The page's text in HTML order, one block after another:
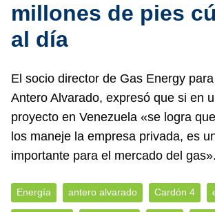
millones de pies
al día
El socio director de Gas Energy
Antero Alvarado, expresó que si en
proyecto en Venezuela «se logra
los maneje la empresa privada, es
importante para el mercado del gas».
Energía antero alvarado Cardón 4